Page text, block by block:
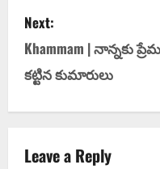
Next:
Khammam | నాన్న‌కు
క‌ట్టిన కుమారులు
Leave a Reply